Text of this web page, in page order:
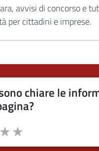
avvisi di concorso e
per cittadini e imprese.
chiare le
5 stelle la pagina
Valuta 5 stelle su 5
4 stelle su 5
3 stelle su 5
stelle su 5
su 5